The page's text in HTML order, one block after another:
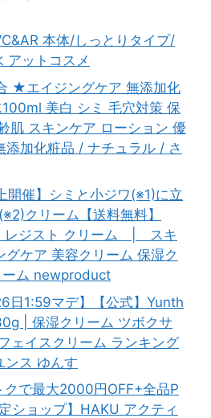
本体/しっとりタイプ/
アットコスメ
★エイジングケア 無添加化
美白 シミ 毛穴対策 保
肌 スキンケア ローション 優
添加化粧品 / ナチュラル / さ
開催】シミと小ジワ(※1)に立
クリーム【送料無料】
レジスト クリーム | スキ
グケア 美容クリーム 保湿ク
ーム newproduct
日1:59マデ】【公式】Yunth
| 保湿クリーム ツボクサ
ェイスクリーム ランキング
ンス ゆんす
で最大2000円OFF+全品P
ショップ】HAKU アクティ